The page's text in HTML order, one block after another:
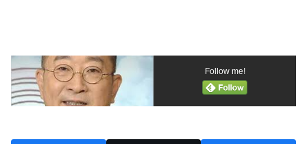
Follow me!